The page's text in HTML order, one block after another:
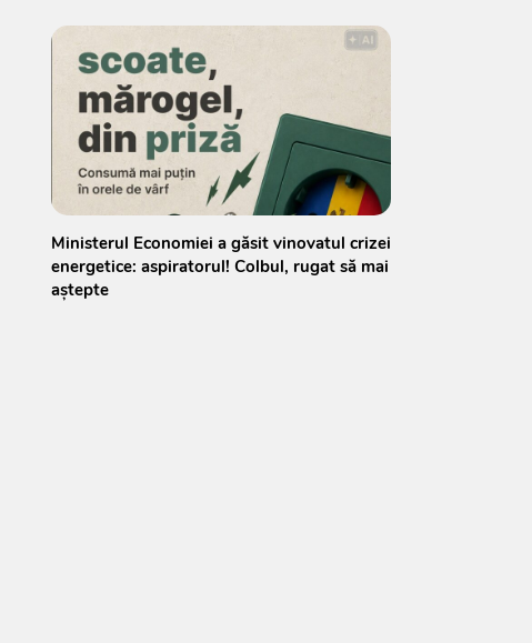
Ministerul Economiei a găsit vinovatul crizei
energetice: aspiratorul! Colbul, rugat să mai
aștepte